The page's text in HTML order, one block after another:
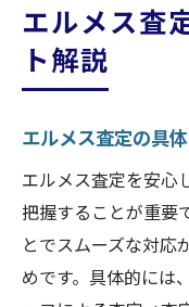
エルメス査
ト解説
エルメス査定の具
エルメス査定を安心
把握することが重要
とでスムーズな対応
めです。具体的に